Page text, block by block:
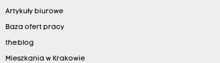
Artykuły biurowe
Baza ofert pracy
the:blog
Mieszkania w Krakowie